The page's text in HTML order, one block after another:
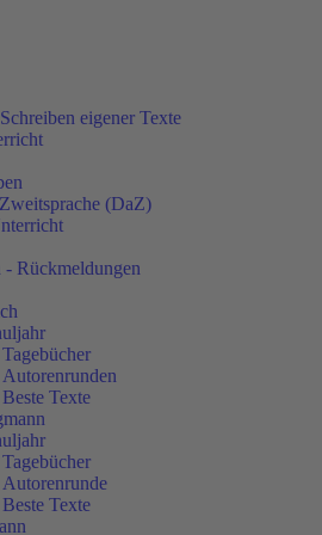
eigener Texte
(DaZ)
- Rückmeldungen
Tagebücher
Autorenrunden
Beste Texte
Tagebücher
Autorenrunde
Beste Texte